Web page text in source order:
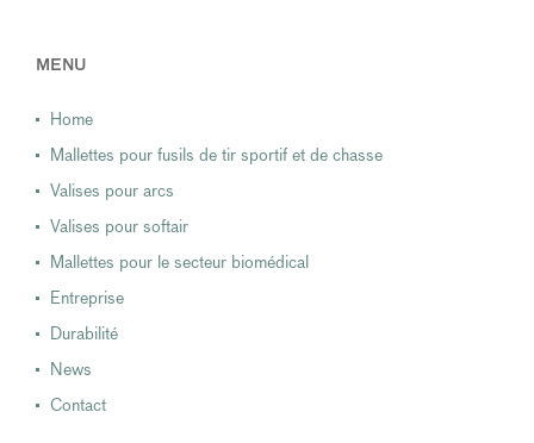
MENU
Home
Mallettes pour fusils de tir sportif et de chasse
Valises pour arcs
Valises pour softair
Mallettes pour le secteur biomédical
Entreprise
Durabilité
News
Contact